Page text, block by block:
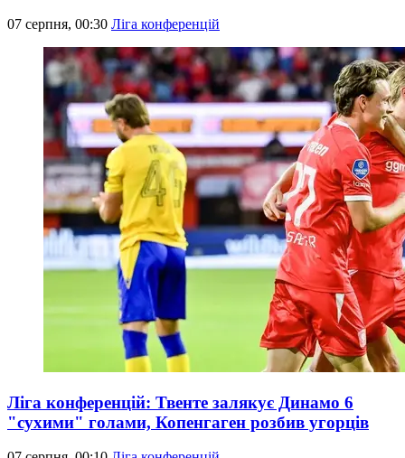
07 серпня, 00:30 Ліга конференцій
Ліга конференцій: Твенте залякує Динамо 6
"сухими" голами, Копенгаген розбив угорців